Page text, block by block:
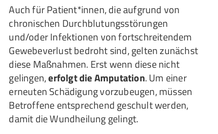
Auch für Patient*innen, die aufgrund von
chronischen Durchblutungsstörungen
und/oder Infektionen von fortschreitendem
Gewebeverlust bedroht sind, gelten zunächst
diese Maßnahmen. Erst wenn diese nicht
gelingen,erfolgt die Amputation. Um einer
erneuten Schädigung vorzubeugen, müssen
Betroffene entsprechend geschult werden,
damit die Wundheilung gelingt.